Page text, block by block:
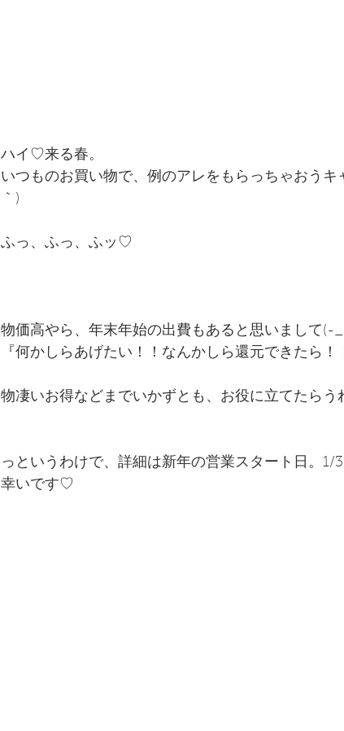
ハイ♡来る春。
いつものお買い物で、例のアレをもらっちゃおう
｀)
ふっ、ふっ、ふッ♡
物価高やら、年末年始の出費もあると思いまして(-
『何かしらあげたい！！なんかしら還元できたら！
物凄いお得などまでいかずとも、お役に立てたらう
っというわけで、詳細は新年の営業スタート日。1/
幸いです♡